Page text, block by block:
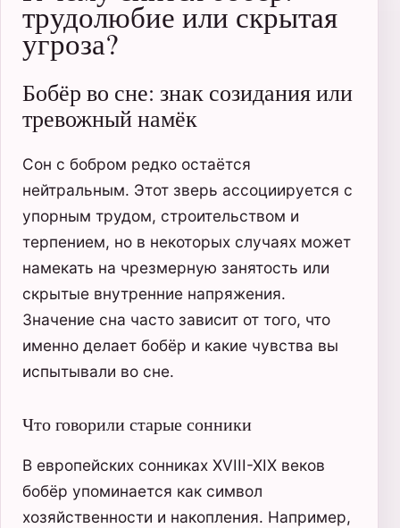
трудолюбие или скрытая
угроза?
Бобёр во сне: знак созидания или
тревожный намёк
Сон с бобром редко остаётся
нейтральным. Этот зверь ассоциируется с
упорным трудом, строительством и
терпением, но в некоторых случаях может
намекать на чрезмерную занятость или
скрытые внутренние напряжения.
Значение сна часто зависит от того, что
именно делает бобёр и какие чувства вы
испытывали во сне.
Что говорили старые сонники
В европейских сонниках XVIII-XIX веков
бобёр упоминается как символ
хозяйственности и накопления. Например,